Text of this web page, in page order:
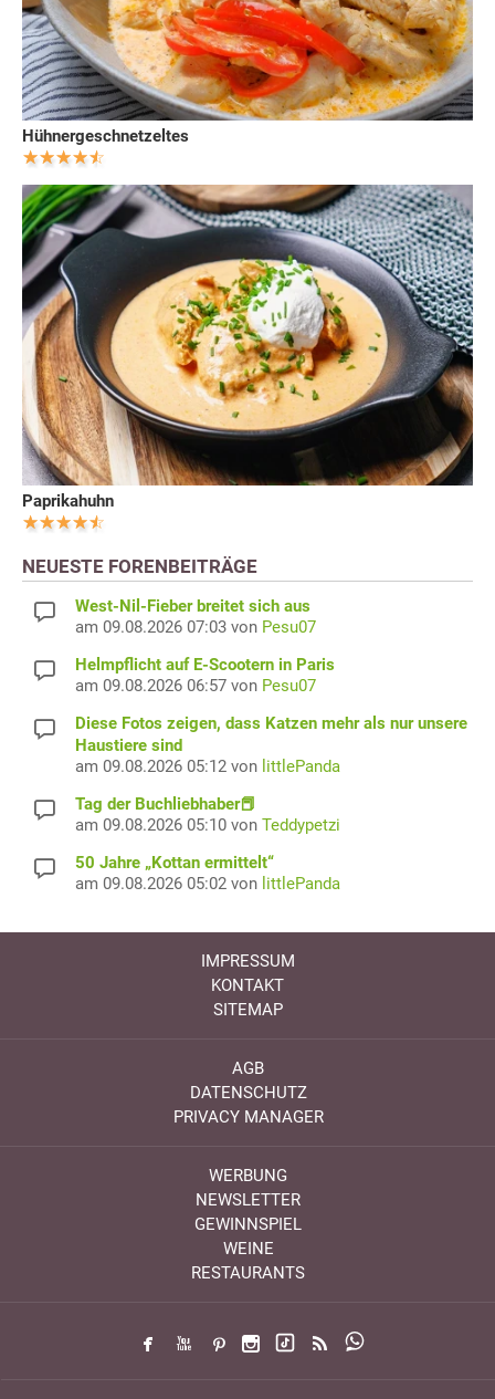
Hühnergeschnetzeltes
Paprikahuhn
NEUESTE FORENBEITRÄGE
West-Nil-Fieber breitet sich aus
am 09.08.2026 07:03 von Pesu07
Helmpflicht auf E-Scootern in Paris
am 09.08.2026 06:57 von Pesu07
Diese Fotos zeigen, dass Katzen mehr als nur unsere
Haustiere sind
am 09.08.2026 05:12 von littlePanda
Tag der Buchliebhaber📕
am 09.08.2026 05:10 von Teddypetzi
50 Jahre „Kottan ermittelt“
am 09.08.2026 05:02 von littlePanda
IMPRESSUM
KONTAKT
SITEMAP
AGB
DATENSCHUTZ
PRIVACY MANAGER
WERBUNG
NEWSLETTER
GEWINNSPIEL
WEINE
RESTAURANTS